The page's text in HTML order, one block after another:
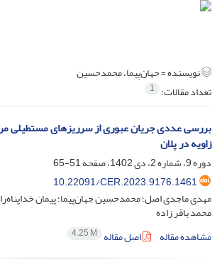
نویسنده =جهان‌پیما، محمدحسین
تعداد مقالات: 1
بررسی عددی جریان عبوری از سرریزهای مستطیلی
زاویه در پلان
دوره 9، شماره 2، دی 1402، صفحه
51-65
10.22091/CER.2023.9176.1461
مهدی ماجدی اصل؛ محمدحسین جهان‌پیما؛ پیمان
محمد باقر زاده
مشاهده مقاله
اصل مقاله 4.25 M